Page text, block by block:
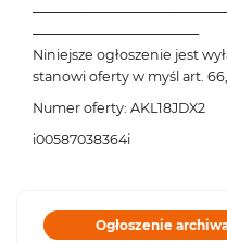
─────────────────
Niniejsze ogłoszenie jest
stanowi oferty w myśl art.
Numer oferty: AKL18JDX2
i00587038364i
Ogłoszenie